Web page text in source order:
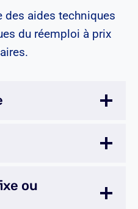
des aides techniques
du réemploi à prix
ou